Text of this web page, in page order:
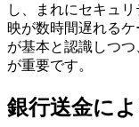
し、まれにセキュ
映が数時間遅れる
が基本と認識しつ
が重要です。
銀行送金に